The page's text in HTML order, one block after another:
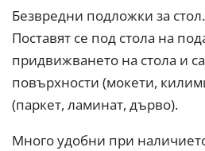
Безвредни подложки за стол.
Поставят се под стола на
придвижването на стола и
повърхности (мокети,
(паркет, ламинат, дърво).
Много удобни при